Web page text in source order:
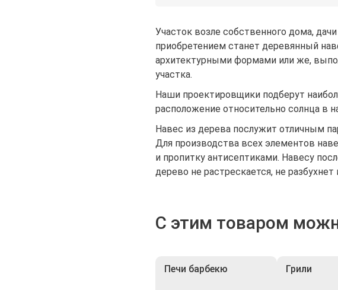
Участок возле собственного дома,
приобретением станет деревянный
архитектурными формами или же,
участка.
Наши проектировщики подберут
расположение относительно солнца в
Навес из дерева послужит отличным
Для производства всех элементов
и пропитку антисептиками. Навесу
дерево не растрескается, не разбухнет
С этим товаром
Печи барбекю Грили